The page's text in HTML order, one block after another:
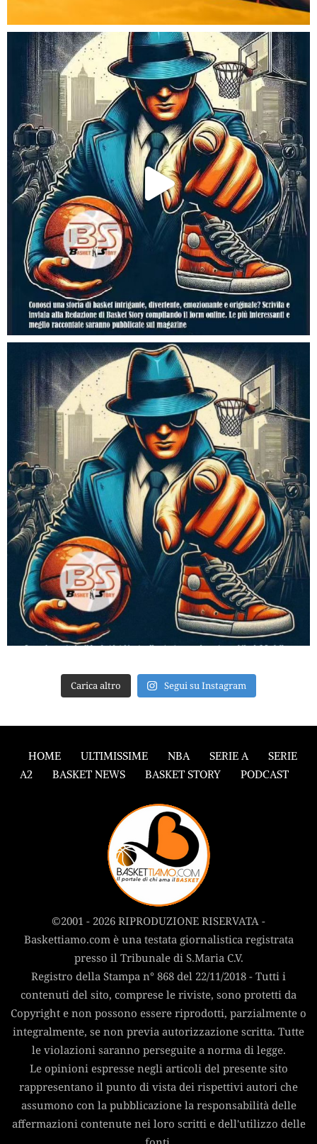
Carica altro Segui su Instagram
HOME ULTIMISSIME NBA SERIE A
SERIE
A2
BASKET NEWS BASKET STORY PODCAST
©2001 - 2026 RIPRODUZIONE RISERVATA -
Baskettiamo.com è una testata giornalistica registrata
presso il Tribunale di S.Maria C.V.
Registro della Stampa n° 868 del 22/11/2018 - Tutti i
contenuti del sito, comprese le riviste, sono protetti da
Copyright e non possono essere riprodotti, parzialmente o
integralmente, se non previa autorizzazione scritta. Tutte
le violazioni saranno perseguite a norma di legge.
Le opinioni espresse negli articoli del presente sito
rappresentano il punto di vista dei rispettivi autori che
assumono con la pubblicazione la responsabilità delle
affermazioni contenute nei loro scritti e dell'utilizzo delle